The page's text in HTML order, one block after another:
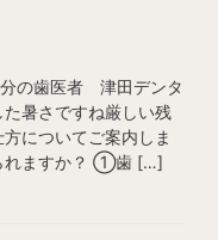
の歯医者 津田デンタ
暑さですね厳しい残
についてご案内しま
れますか？ ①歯 […]